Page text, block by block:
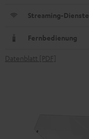
Streaming-Dienste
Fernbedienung
Datenblatt [PDF]